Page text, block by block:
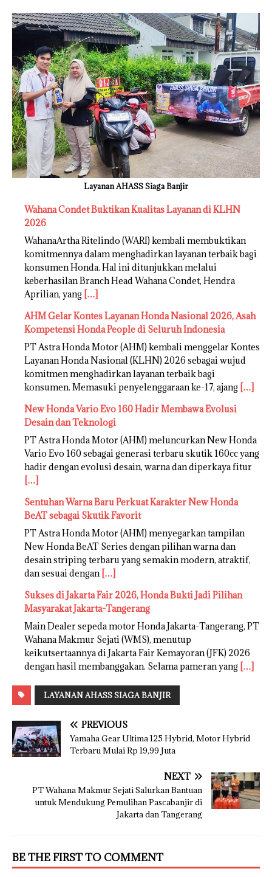
Layanan AHASS Siaga Banjir
Wahana Condet Buktikan Kualitas Layanan di KLHN
2026
WahanaArtha Ritelindo (WARI) kembali membuktikan
komitmennya dalam menghadirkan layanan terbaik bagi
konsumen Honda. Hal ini ditunjukkan melalui
keberhasilan Branch Head Wahana Condet, Hendra
Aprilian, yang […]
AHM Gelar Kontes Layanan Honda Nasional 2026, Asah
Kompetensi Honda People di Seluruh Indonesia
PT Astra Honda Motor (AHM) kembali menggelar Kontes
Layanan Honda Nasional (KLHN) 2026 sebagai wujud
komitmen menghadirkan layanan terbaik bagi
konsumen. Memasuki penyelenggaraan ke-17, ajang […]
New Honda Vario Evo 160 Hadir Membawa Evolusi
Desain dan Teknologi
PT Astra Honda Motor (AHM) meluncurkan New Honda
Vario Evo 160 sebagai generasi terbaru skutik 160cc yang
hadir dengan evolusi desain, warna dan diperkaya fitur
[…]
Sentuhan Warna Baru Perkuat Karakter New Honda
BeAT sebagai Skutik Favorit
PT Astra Honda Motor (AHM) menyegarkan tampilan
New Honda BeAT Series dengan pilihan warna dan
desain striping terbaru yang semakin modern, atraktif,
dan sesuai dengan […]
Sukses di Jakarta Fair 2026, Honda Bukti Jadi Pilihan
Masyarakat Jakarta-Tangerang
Main Dealer sepeda motor Honda Jakarta-Tangerang, PT
Wahana Makmur Sejati (WMS), menutup
keikutsertaannya di Jakarta Fair Kemayoran (JFK) 2026
dengan hasil membanggakan. Selama pameran yang […]
LAYANAN AHASS SIAGA BANJIR
PREVIOUS
Yamaha Gear Ultima 125 Hybrid, Motor Hybrid
Terbaru Mulai Rp 19,99 Juta
NEXT
PT Wahana Makmur Sejati Salurkan Bantuan
untuk Mendukung Pemulihan Pascabanjir di
Jakarta dan Tangerang
BE THE FIRST TO COMMENT